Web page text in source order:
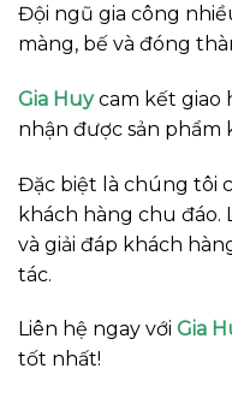
Đội ngũ gia công
màng, bế và đóng
Gia Huycam kết giao
nhận được sản phẩm
Đặc biệt là chúng tôi
khách hàng chu đáo.
và giải đáp khách
tác.
Liên hệ ngay với Gia
tốt nhất!